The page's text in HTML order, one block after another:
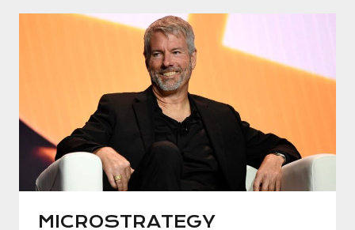
MICROSTRATEGY